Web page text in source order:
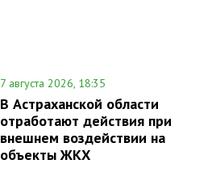
7 августа 2026, 18:35
В Астраханской области
отработают действия при
внешнем воздействии на
объекты ЖКХ